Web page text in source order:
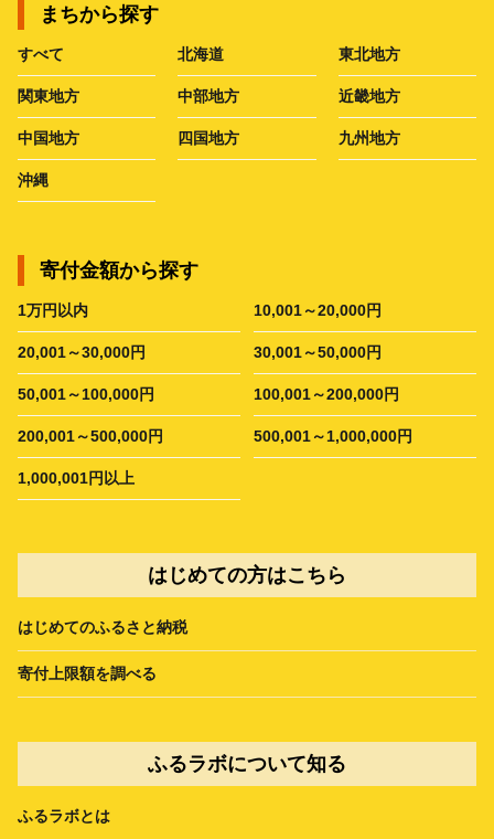
まちから探す
すべて 北海道 東北地方
関東地方 中部地方 近畿地方
中国地方 四国地方 九州地方
沖縄
寄付金額から探す
1万円以内 10,001～20,000円
20,001～30,000円 30,001～50,000円
50,001～100,000円 100,001～200,000円
200,001～500,000円 500,001～1,000,000円
1,000,001円以上
はじめての方はこちら
はじめてのふるさと納税
寄付上限額を調べる
ふるラボについて知る
ふるラボとは